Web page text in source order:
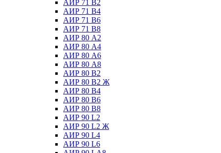
АИР 71 В2
АИР 71 В4
АИР 71 В6
АИР 71 В8
АИР 80 А2
АИР 80 А4
АИР 80 А6
АИР 80 А8
АИР 80 В2
АИР 80 В2 Ж
АИР 80 В4
АИР 80 В6
АИР 80 В8
АИР 90 L2
АИР 90 L2 Ж
АИР 90 L4
АИР 90 L6